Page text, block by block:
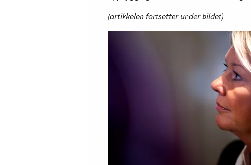
(artikkelen fortsetter under bildet)